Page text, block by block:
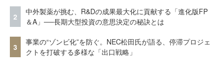
2
中外製薬が挑む、R&Dの成果最大化に貢献する「進化版FP
＆A」──長期大型投資の意思決定の秘訣とは
3
事業の“ゾンビ化”を防ぐ。NEC松田氏が語る、停滞プロジェ
クトを打破する多様な「出口戦略」